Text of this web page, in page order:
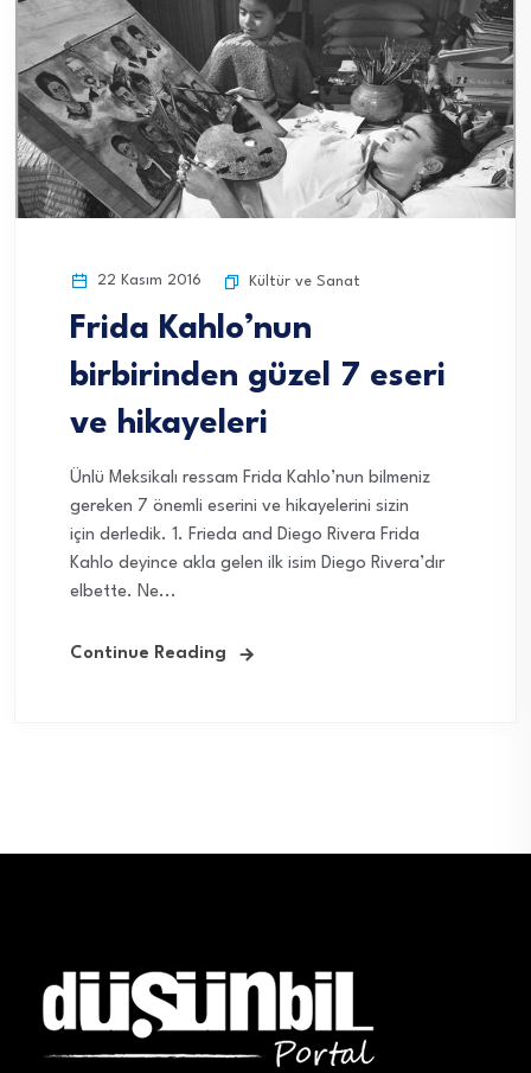
22 Kasım 2016 Kültür ve Sanat
Frida Kahlo’nun
birbirinden güzel 7 eseri
ve hikayeleri
Ünlü Meksikalı ressam Frida Kahlo’nun bilmeniz
gereken 7 önemli eserini ve hikayelerini sizin
için derledik. 1. Frieda and Diego Rivera Frida
Kahlo deyince akla gelen ilk isim Diego Rivera’dır
elbette. Ne...
Continue Reading